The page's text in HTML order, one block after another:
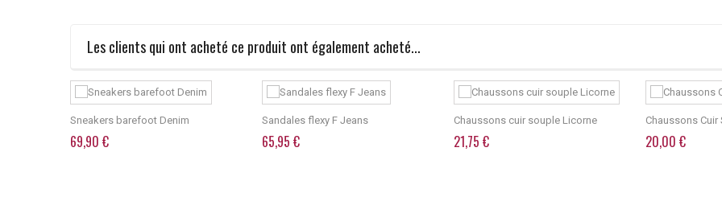
Les clients qui ont acheté ce produit ont également acheté...
Sneakers barefoot Denim
69,90 €
Sandales flexy F Jeans
65,95 €
Chaussons cuir souple Licorne
21,75 €
Chaussons Cuir
20,00 €